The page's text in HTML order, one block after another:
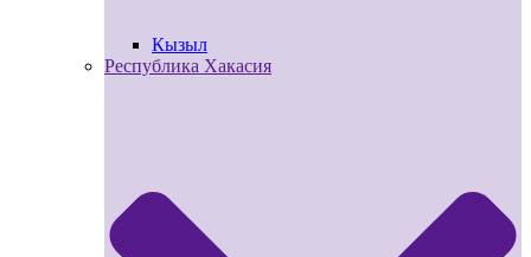
Кызыл
Республика Хакасия